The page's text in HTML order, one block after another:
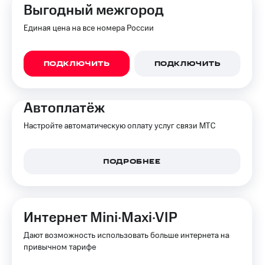
Планшеты
Акции
и
скидки
товары
Выгодный межгород
Единая цена на все номера России
ПОДКЛЮЧИТЬ ПОДКЛЮЧИТЬ
Автоплатёж
Настройте автоматическую оплату услуг связи МТС
ПОДРОБНЕЕ
Интернет Mini·Maxi·VIP
Дают возможность использовать больше интернета на
привычном тарифе